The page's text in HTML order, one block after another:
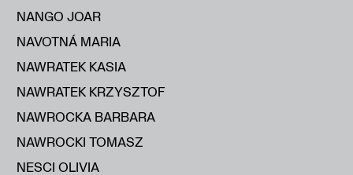
NANGO JOAR
NAVOTNÁ MARIA
NAWRATEK KASIA
NAWRATEK KRZYSZTOF
NAWROCKA BARBARA
NAWROCKI TOMASZ
NESCI OLIVIA